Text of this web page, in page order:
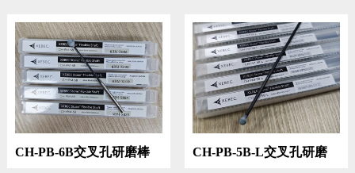
CH-PB-6B交叉孔研磨棒
CH-PB-5B-L交叉孔研磨